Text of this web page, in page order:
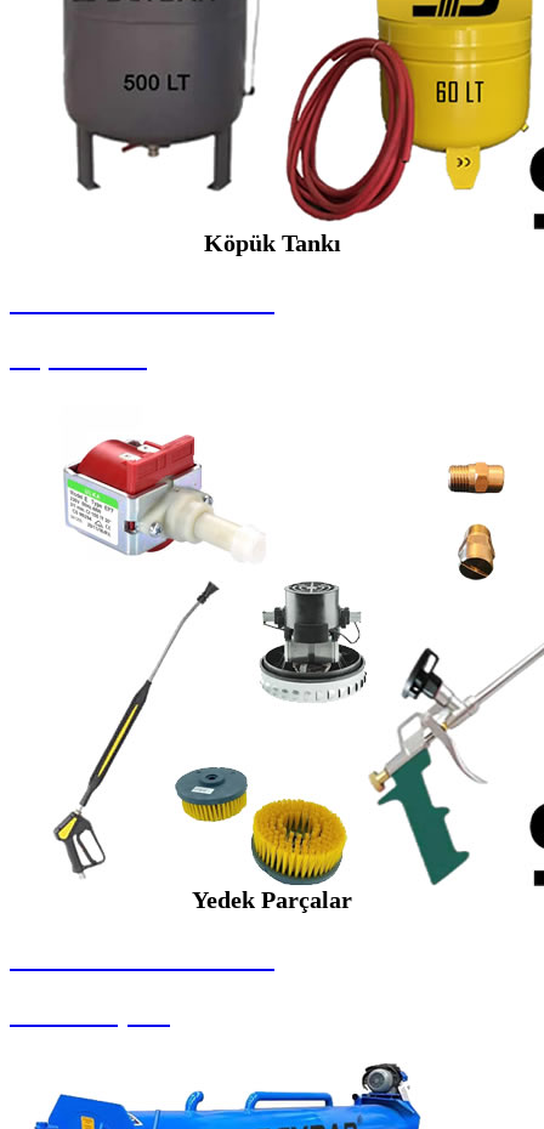
Köpük Tankı
Yedek Parçalar